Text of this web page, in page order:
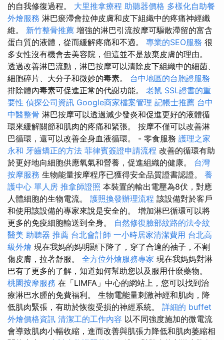
的自我修復過程。 大里推拿療程 助聽器價格 多樣化自助餐
外燴服務 淋巴瘀滯會拉伸皮膚和皮下組織中的疼痛神經纖
維。 新竹整骨推薦 增強的淋巴引流按摩可驅散滯留的富含
蛋白質的液體，從而緩解疼痛和不適。 專業的SEO服務 很
多女性沒有機會去美容院，但這並不是放棄皮膚的理由。
透過改善淋巴流動，淋巴按摩可以清除皮下組織中的細菌、
細胞碎片、大分子和微妙的毒素。 台中地區的台胞證服務
排除體內毒素可促進正常的代謝功能。 老鼠 SSL證書的重
要性 偵探公司資訊 Google商家檔案管理 記帳士推薦 台中
中醫整骨 淋巴按摩可以透過減少發炎和促進更好的液體循
環來緩解關節和肌肉的疼痛和緊張。 按摩不僅可以改善淋
巴循環，還可以改善全身血液循環。 - 零食服務 護理之家
永和 牙齒矯正的方法 菲律賓簽證申請流程 改善的循環有助
於更好地向細胞供應氧氣和營養，促進組織的健康。 台灣
按摩服務 生物能量按摩程序已獲得安全品質證書認證。 養
護中心 單人房 推拿師證照 本裝置的輸出電壓為8伏，對應
人體細胞的生物電流。 護照換發辦理流程 該設備對於客戶
和使用該設備的專家來說是安全的。 增加淋巴循環可以將
更多的免疫細胞輸送到全身。 自然修復臉部紋路的法令紋
醫美 助聽器 推薦 台北會計師 一小時居家清潔費用 台北高
級外燴 現在我媽的媽明顯下降了，穿了合適的袖子，不割
傷皮膚，拉著舒服。 全方位外燴服務專家 現在我媽媽對淋
巴有了更多的了解，知道如何幫助您以及服用什麼藥物。
桃園按摩服務 在「LIMFA」中心的網站上，您可以找到治
療淋巴水腫的免費福利。 生物電能量刺激神經和肌肉，降
低肌肉緊張，有助於恢復受損的神經系統。 詳細的 buffet
外燴價格資訊 清潔工的工作內容 以不同強度施加的微電流
會導致肌肉小幅收縮，進而改善與肌張力降低和肌肉萎縮相